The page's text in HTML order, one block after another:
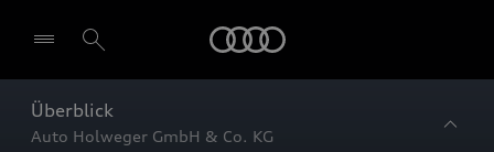
Überblick
Auto Holweger GmbH & Co. KG